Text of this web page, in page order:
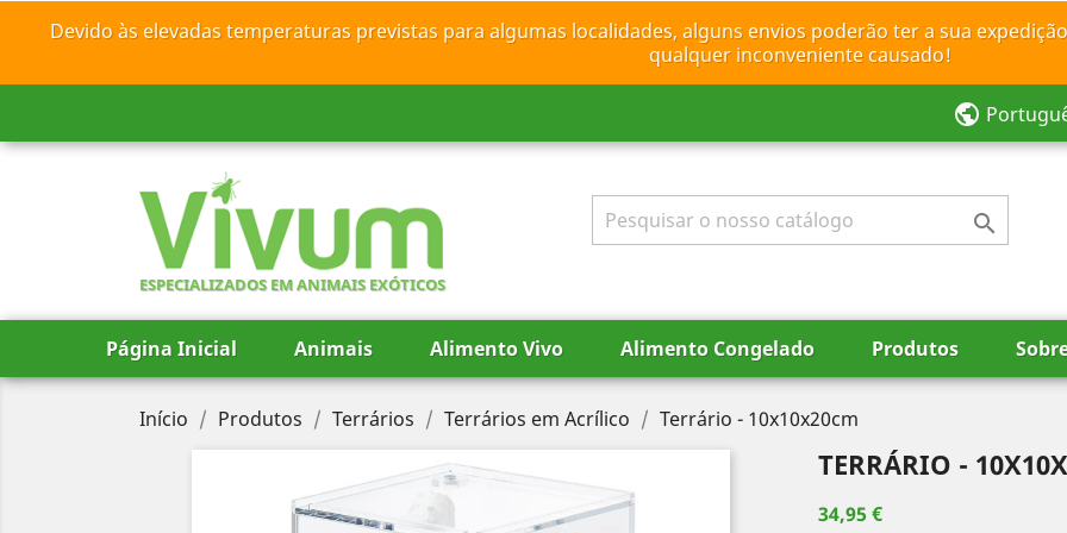
Devido às elevadas temperaturas previstas para algumas localidades, alguns envios poderão ter a sua
qualquer inconveniente causado!
public
ESPECIALIZADOS EM ANIMAIS EXÓTICOS

Página Inicial Animais Alimento Vivo Alimento Congelado Produtos
Início Produtos Terrários Terrários em Acrílico Terrário - 10x10x20cm
TERRÁRIO -
34,95 €